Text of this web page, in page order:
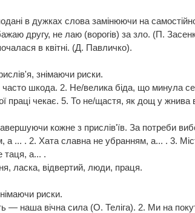
в дужках слова замінюючи на
другу, не лаю (ворогів) за зло. (П.
в квітні. (Д. Павличко).
знімаючи риски.
шкода. 2. Не/велика біда, що минула
праці чекає. 5. То не/щастя, як дощ у жнива
кожне з прислів'їв. За потреби
а ... . 2. Хата славна не убранням, а... . 3.
таця, а... .
ласка, відвертий, люди, праця.
риски.
— наша вічна сила (О. Теліга). 2. Ми на